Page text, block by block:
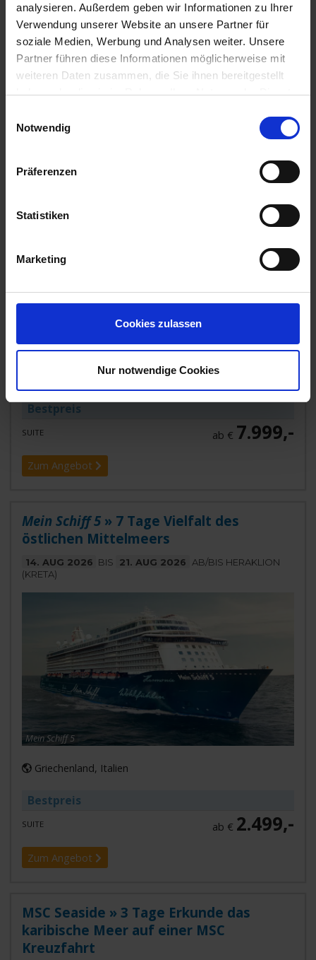
analysieren. Außerdem geben wir Informationen zu Ihrer
Verwendung unserer Website an unsere Partner für
soziale Medien, Werbung und Analysen weiter. Unsere
Partner führen diese Informationen möglicherweise mit
weiteren Daten zusammen, die Sie ihnen bereitgestellt
haben oder die sie im Rahmen Ihrer Nutzung der Dienste
Notwendig
Präferenzen
Statistiken
Marketing
Cookies zulassen
Nur notwendige Cookies
All-Inclusive
INNENKABINE ab €1.229,-
Zum Angebot
Mein Schiff 5
14. AUG 2026
AB/BIS HERAKLION
Mein Schiff 5
Griechenland, Italien, Türkei
Bestpreis
SUITE ab € 7.999,-
Zum Angebot
Mein Schiff 5» 7 Tage Vielfalt des
östlichen Mittelmeers
14. AUG 2026 BIS 21. AUG 2026
AB/BIS HERAKLION
(KRETA)
Mein Schiff 5
Griechenland, Italien
Bestpreis
SUITE ab € 2.499,-
Zum Angebot
MSC Seaside » 3 Tage Erkunde das
karibische Meer auf einer MSC
Kreuzfahrt